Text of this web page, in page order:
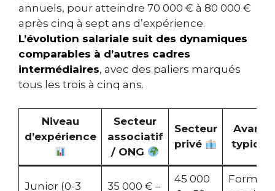
annuels, pour atteindre 70 000 € à 80 000 €
après cinq à sept ans d’expérience.
L’évolution salariale suit des dynamiques
comparables à d’autres cadres
intermédiaires, avec des paliers marqués
tous les trois à cinq ans.
Niveau
d’expérience
Secteur
associatif
/ ONG
Secteur
privé
Junior (0-3
35 000 € –
45 000